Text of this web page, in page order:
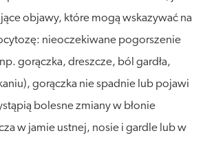
objawy, które mogą wskazywać na
nieoczekiwane pogorszenie
gorączka, dreszcze, ból gardła,
gorączka nie spadnie lub pojawi
bolesne zmiany w błonie
w jamie ustnej, nosie i gardle lub w